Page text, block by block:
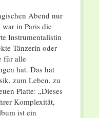
Abend nur
in Paris die
Instrumentalistin
Tänzerin oder
für alle
hat. Das hat
zum Leben, zu
Platte: „Dieses
Komplexität,
ist ein